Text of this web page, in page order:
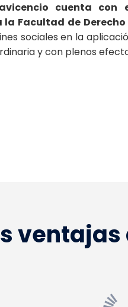
cuenta con
Facultad de
sociales en la
y con plenos